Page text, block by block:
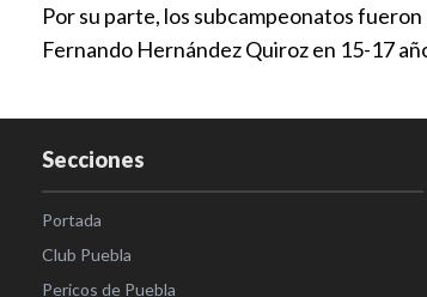
Por su parte, los subcampeonatos
Fernando Hernández Quiroz en 15-17
Secciones
Portada
Club Puebla
Pericos de Puebla